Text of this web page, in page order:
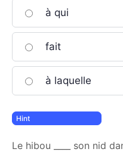
à qui
fait
à laquelle
Le hibou ____ son nid